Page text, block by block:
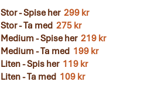
Stor - Spise her 299 kr
Stor - Ta med 275 kr
Medium - Spise her 219 kr
Medium - Ta med 199 kr
Liten - Spis her 119 kr
Liten - Ta med 109 kr